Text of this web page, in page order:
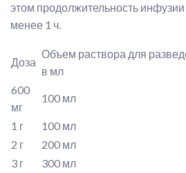
этом продолжительность
менее 1 ч.
Доза
Объем раствора для
в мл
600
мг
100 мл
1 г 100 мл
2 г
200 мл
3 г
300 мл